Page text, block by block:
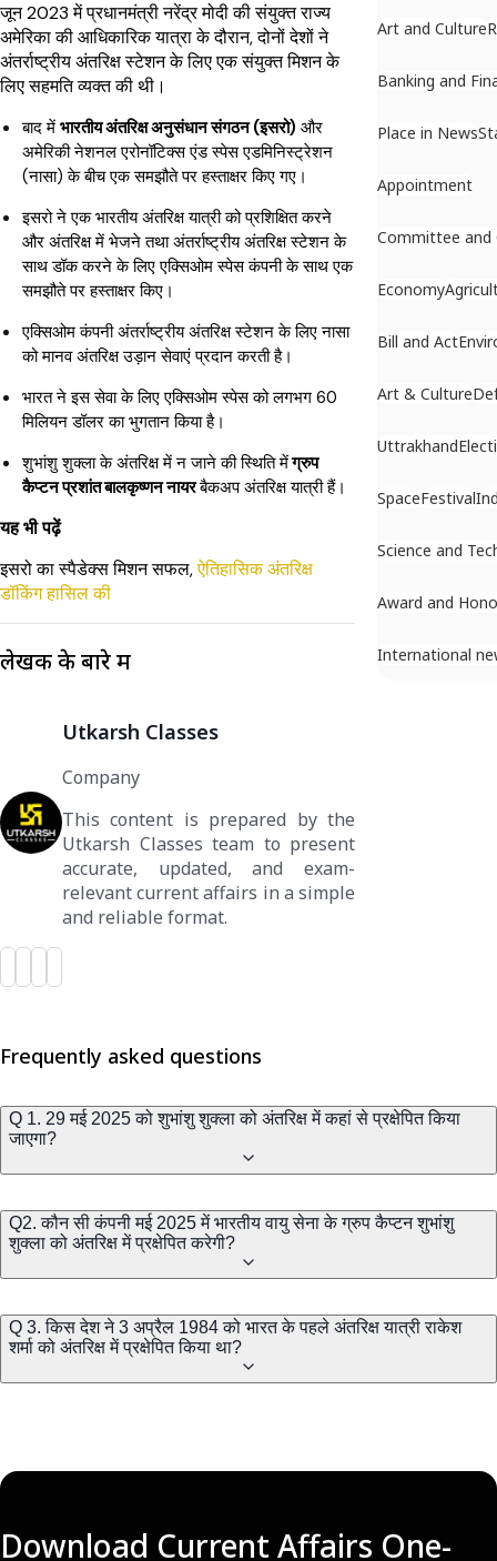
जून 2023 में प्रधानमंत्री नरेंद्र मोदी की संयुक्त राज्य
अमेरिका की आधिकारिक यात्रा के दौरान, दोनों देशों ने
अंतर्राष्ट्रीय अंतरिक्ष स्टेशन के लिए एक संयुक्त मिशन के
लिए सहमति व्यक्त की थी।
बाद में भारतीय अंतरिक्ष अनुसंधान संगठन (इसरो) और
अमेरिकी नेशनल एरोनॉटिक्स एंड स्पेस एडमिनिस्ट्रेशन
(नासा) के बीच एक समझौते पर हस्ताक्षर किए गए।
इसरो ने एक भारतीय अंतरिक्ष यात्री को प्रशिक्षित करने
और अंतरिक्ष में भेजने तथा अंतर्राष्ट्रीय अंतरिक्ष स्टेशन के
साथ डॉक करने के लिए एक्सिओम स्पेस कंपनी के साथ एक
समझौते पर हस्ताक्षर किए।
एक्सिओम कंपनी अंतर्राष्ट्रीय अंतरिक्ष स्टेशन के लिए नासा
को मानव अंतरिक्ष उड़ान सेवाएं प्रदान करती है।
भारत ने इस सेवा के लिए एक्सिओम स्पेस को लगभग 60
मिलियन डॉलर का भुगतान किया है।
शुभांशु शुक्ला के अंतरिक्ष में न जाने की स्थिति मेंग्रुप
कैप्टन प्रशांत बालकृष्णन नायरबैकअप अंतरिक्ष यात्री हैं।
यह भी पढ़ें
इसरो का स्पैडेक्स मिशन सफल,ऐतिहासिक अंतरिक्ष
डॉकिंग हासिल की
लेखक के बारे में
Utkarsh Classes
Company
This content is prepared by the
Utkarsh Classes team to present
accurate, updated, and exam-
relevant current affairs in a simple
and reliable format.
Art and Culture
Banking and
Place in News
Appointment
Committee and
Economy
Bill and Act
Art & Culture
Uttrakhand
SpaceFestival
Science and
Award and
International
Frequently asked questions
Q 1. 29 मई 2025 को शुभांशु शुक्ला को अंतरिक्ष में कहां से प्रक्षेपित किया
जाएगा?
Q2. कौन सी कंपनी मई 2025 में भारतीय वायु सेना के ग्रुप कैप्टन शुभांशु
शुक्ला को अंतरिक्ष में प्रक्षेपित करेगी?
Q 3. किस देश ने 3 अप्रैल 1984 को भारत के पहले अंतरिक्ष यात्री राकेश
शर्मा को अंतरिक्ष में प्रक्षेपित किया था?
Download Current Affairs One-